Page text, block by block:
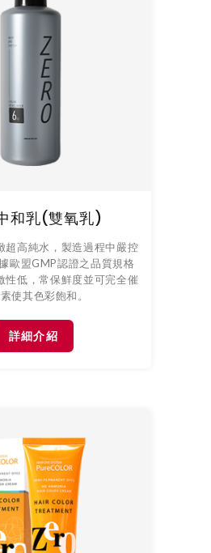
和乳(雙氧乳)
超高純水，製造過程中嚴控
歐盟GMP認證之品質規格
性低，常保鮮度並可完全催
使其色彩飽和。
詳細介紹